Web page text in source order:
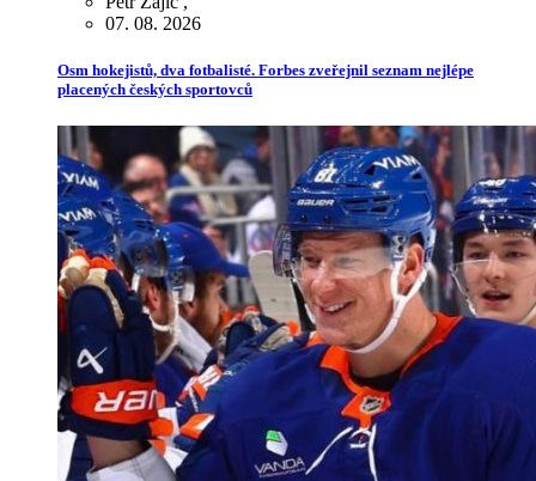
07. 08. 2026
Osm hokejistů, dva fotbalisté. Forbes zveřejnil seznam nejlépe
placených českých sportovců